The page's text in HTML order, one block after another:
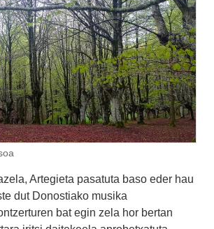
Artegieta pasatuta baso eder hau
dut Donostiako musika
bat egin zela hor bertan